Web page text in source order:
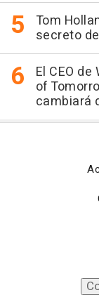
Tom
secreto
El CEO
of
cambiará